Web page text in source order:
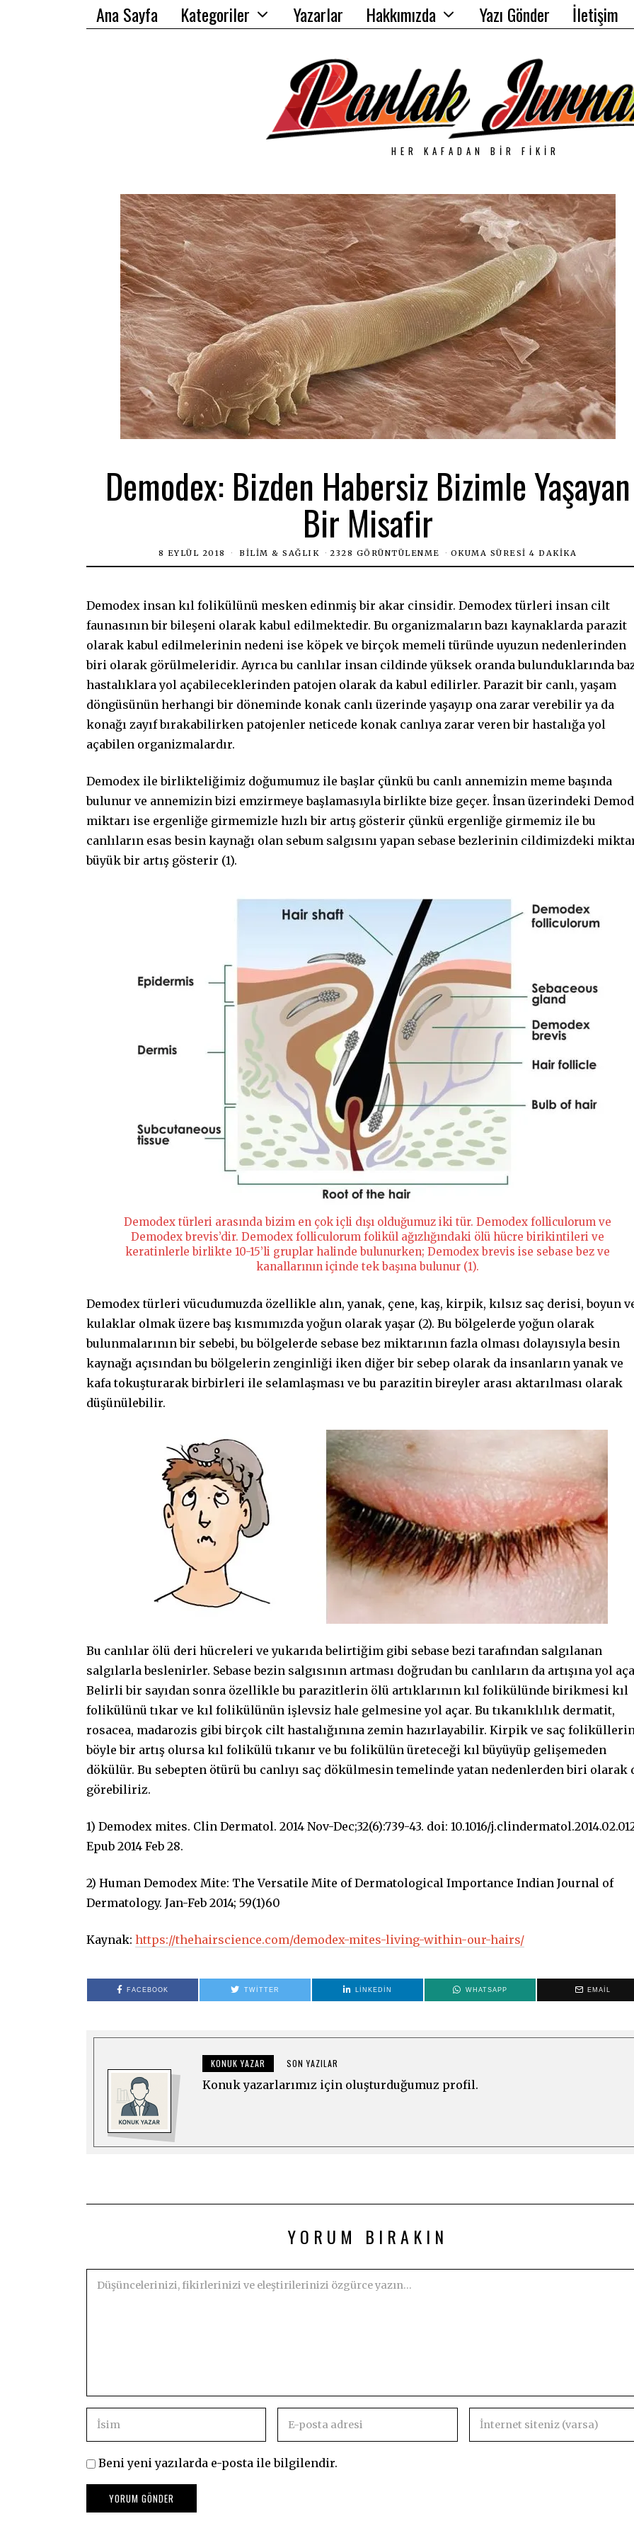
Ana Sayfa Kategoriler Yazarlar Hakkımızda Yazı Gönder İletişim
HER KAFADAN BIR FIKIR
Demodex: Bizden Habersiz Bizimle Yaşayan
Bir Misafir
8 EYLÜL 2018 BILIM & SAĞLIK 2328 GÖRÜNTÜLENME OKUMA SÜRESI 4 DAKIKA
Demodex insan kıl folikülünü mesken edinmiş bir akar cinsidir. Demodex türleri insan cilt
faunasının bir bileşeni olarak kabul edilmektedir. Bu organizmaların bazı kaynaklarda parazit
olarak kabul edilmelerinin nedeni ise köpek ve birçok memeli türünde uyuzun nedenlerinden
biri olarak görülmeleridir. Ayrıca bu canlılar insan cildinde yüksek oranda bulunduklarında
hastalıklara yol açabileceklerinden patojen olarak da kabul edilirler. Parazit bir canlı, yaşam
döngüsünün herhangi bir döneminde konak canlı üzerinde yaşayıp ona zarar verebilir ya da
konağı zayıf bırakabilirken patojenler neticede konak canlıya zarar veren bir hastalığa yol
açabilen organizmalardır.
Demodex ile birlikteliğimiz doğumumuz ile başlar çünkü bu canlı annemizin meme başında
bulunur ve annemizin bizi emzirmeye başlamasıyla birlikte bize geçer. İnsan üzerindeki
miktarı ise ergenliğe girmemizle hızlı bir artış gösterir çünkü ergenliğe girmemiz ile bu
canlıların esas besin kaynağı olan sebum salgısını yapan sebase bezlerinin cildimizdeki
büyük bir artış gösterir (1).
Demodex türleri arasında bizim en çok içli dışı olduğumuz iki tür. Demodex folliculorum ve
Demodex brevis’dir. Demodex folliculorum folikül ağızlığındaki ölü hücre birikintileri ve
keratinlerle birlikte 10-15’li gruplar halinde bulunurken; Demodex brevis ise sebase bez ve
kanallarının içinde tek başına bulunur (1).
Demodex türleri vücudumuzda özellikle alın, yanak, çene, kaş, kirpik, kılsız saç derisi, boyun
kulaklar olmak üzere baş kısmımızda yoğun olarak yaşar (2). Bu bölgelerde yoğun olarak
bulunmalarının bir sebebi, bu bölgelerde sebase bez miktarının fazla olması dolayısıyla besin
kaynağı açısından bu bölgelerin zenginliği iken diğer bir sebep olarak da insanların yanak ve
kafa tokuşturarak birbirleri ile selamlaşması ve bu parazitin bireyler arası aktarılması olarak
düşünülebilir.
Bu canlılar ölü deri hücreleri ve yukarıda belirtiğim gibi sebase bezi tarafından salgılanan
salgılarla beslenirler. Sebase bezin salgısının artması doğrudan bu canlıların da artışına yol
Belirli bir sayıdan sonra özellikle bu parazitlerin ölü artıklarının kıl folikülünde birikmesi kıl
folikülünü tıkar ve kıl folikülünün işlevsiz hale gelmesine yol açar. Bu tıkanıklılık dermatit,
rosacea, madarozis gibi birçok cilt hastalığınına zemin hazırlayabilir. Kirpik ve saç
böyle bir artış olursa kıl folikülü tıkanır ve bu folikülün üreteceği kıl büyüyüp gelişemeden
dökülür. Bu sebepten ötürü bu canlıyı saç dökülmesin temelinde yatan nedenlerden biri olarak
görebiliriz.
1) Demodex mites. Clin Dermatol. 2014 Nov-Dec;32(6):739-43. doi: 10.1016/
Epub 2014 Feb 28.
2) Human Demodex Mite: The Versatile Mite of Dermatological Importance Indian Journal of
Dermatology. Jan-Feb 2014; 59(1)60
Kaynak: https://thehairscience.com/demodex-mites-living-within-our-hairs/
FACEBOOK TWITTER LINKEDIN WHATSAPP EMAIL
KONUK YAZAR SON YAZILAR
Konuk yazarlarımız için oluşturduğumuz profil.
YORUM BIRAKIN
Beni yeni yazılarda e-posta ile bilgilendir.